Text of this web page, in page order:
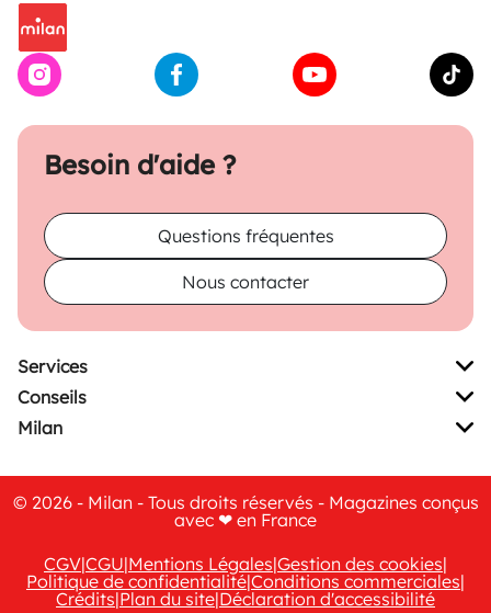
Besoin d'aide ?
Questions fréquentes
Nous contacter
Services
Conseils
Milan
© 2026 - Milan - Tous droits réservés - Magazines conçus
avec ❤ en France
CGV|CGU|Mentions Légales|Gestion des cookies|
Politique de confidentialité|Conditions commerciales|
Crédits|Plan du site|Déclaration d'accessibilité